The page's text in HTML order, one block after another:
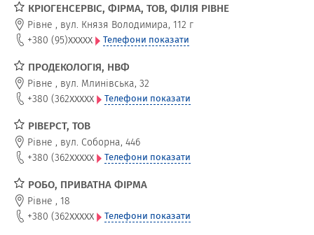
КРІОГЕНСЕРВІС, ФІРМА, ТОВ, ФІЛІЯ РІВНЕ
Рівне , вул. Князя Володимира, 112 г
+380 (95)xxxxx Телефони показати
ПРОДЕКОЛОГІЯ, НВФ
Рівне , вул. Млинівська, 32
+380 (362xxxxx Телефони показати
РІВЕРСТ, ТОВ
Рівне , вул. Соборна, 446
+380 (362xxxxx Телефони показати
РОБО, ПРИВАТНА ФІРМА
Рівне , 18
+380 (362xxxxx Телефони показати